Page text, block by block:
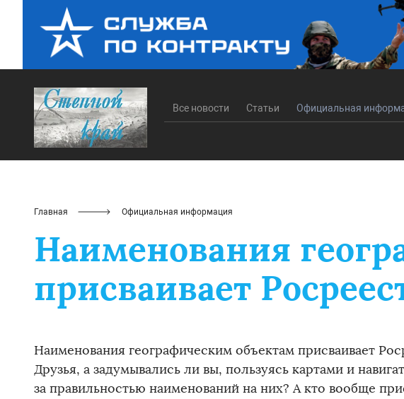
Все новости Статьи Официальная
Главная Официальная информация
Наименования
присваивает
Наименования географическим объектам присваивает
Друзья, а задумывались ли вы, пользуясь картами и
за правильностью наименований на них? А кто вообще